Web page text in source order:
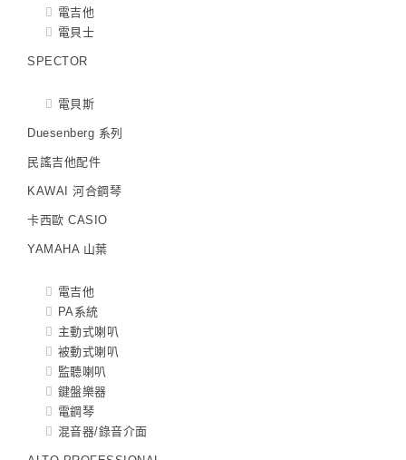
電吉他
電貝士
SPECTOR
電貝斯
Duesenberg 系列
民謠吉他配件
KAWAI 河合鋼琴
卡西歐 CASIO
YAMAHA 山葉
電吉他
PA系統
主動式喇叭
被動式喇叭
監聽喇叭
鍵盤樂器
電鋼琴
混音器/錄音介面